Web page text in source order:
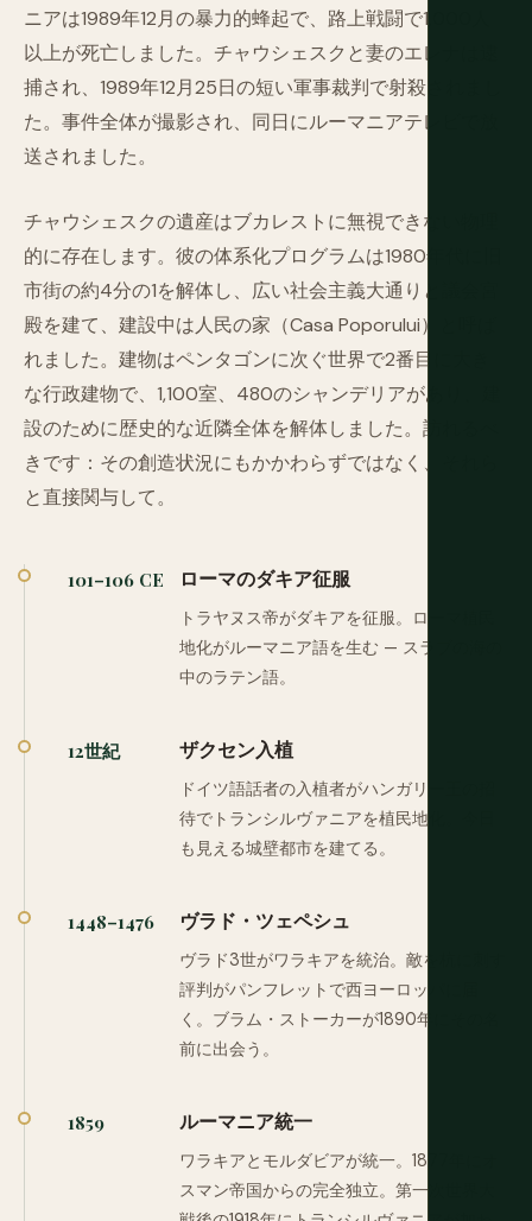
ニアは1989年12月の暴力的蜂起で、路上戦闘で1,000人
以上が死亡しました。チャウシェスクと妻のエレナは逮
捕され、1989年12月25日の短い軍事裁判で射殺されまし
た。事件全体が撮影され、同日にルーマニアテレビで放
送されました。
チャウシェスクの遺産はブカレストに無視できない物理
的に存在します。彼の体系化プログラムは1980年代に旧
市街の約4分の1を解体し、広い社会主義大通りと議会宮
殿を建て、建設中は人民の家（Casa Poporului）と呼ば
れました。建物はペンタゴンに次ぐ世界で2番目に大き
な行政建物で、1,100室、480のシャンデリアがあり、建
設のために歴史的な近隣全体を解体しました。訪れるべ
きです：その創造状況にもかかわらずではなく、それら
と直接関与して。
101–106 CE ローマのダキア征服
トラヤヌス帝がダキアを征服。ローマ植民
地化がルーマニア語を生む — スラブの海の
中のラテン語。
12世紀 ザクセン入植
ドイツ語話者の入植者がハンガリー王の招
待でトランシルヴァニアを植民地化。今日
も見える城壁都市を建てる。
1448–1476 ヴラド・ツェペシュ
ヴラド3世がワラキアを統治。敵を杭に刺す
評判がパンフレットで西ヨーロッパに届
く。ブラム・ストーカーが1890年にその名
前に出会う。
1859 ルーマニア統一
ワラキアとモルダビアが統一。1877年にオ
スマン帝国からの完全独立。第一次世界大